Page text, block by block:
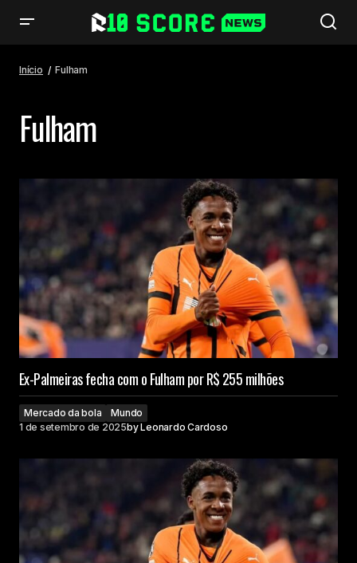
Início Fulham
Fulham
Ex-Palmeiras fecha com o Fulham por R$ 255 milhões
Mercado da bola
Mundo
1 de setembro de 2025byLeonardo Cardoso